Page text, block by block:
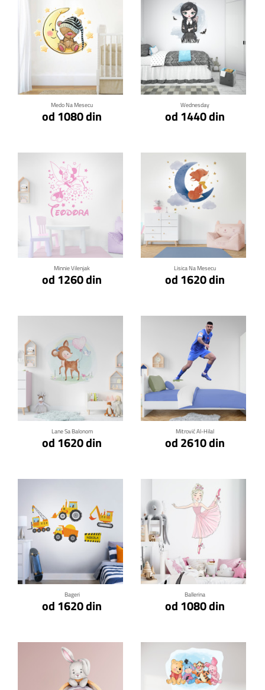
Medo Na Mesecu
od 1080 din
Wednesday
od 1440 din
Klikni za detalje
Minnie Vilenjak
od 1260 din
Klikni za detalje
Lisica Na Mesecu
od 1620 din
Klikni za detalje
Lane Sa Balonom
od 1620 din
Klikni za detalje
Mitrović Al-Hilal
od 2610 din
Klikni za detalje
Bageri
od 1620 din
Klikni za detalje
Ballerina
od 1080 din
Klikni za detalje